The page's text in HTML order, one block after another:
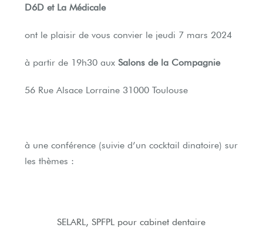
D6D et La Médicale
ont le plaisir de vous convier le jeudi 7 mars 2024
à partir de 19h30 auxSalons de la Compagnie
56 Rue Alsace Lorraine 31000 Toulouse
à une conférence (suivie d’un cocktail dinatoire)sur
les thèmes :
SELARL, SPFPL pour cabinet dentaire